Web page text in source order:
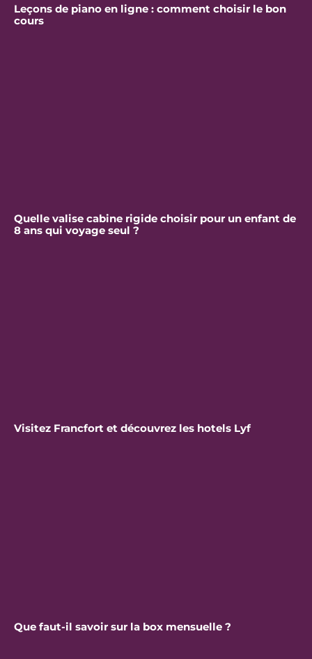
Leçons de piano en ligne : comment choisir le bon
cours
Quelle valise cabine rigide choisir pour un enfant de
8 ans qui voyage seul ?
Visitez Francfort et découvrez les hotels Lyf
Que faut-il savoir sur la box mensuelle ?